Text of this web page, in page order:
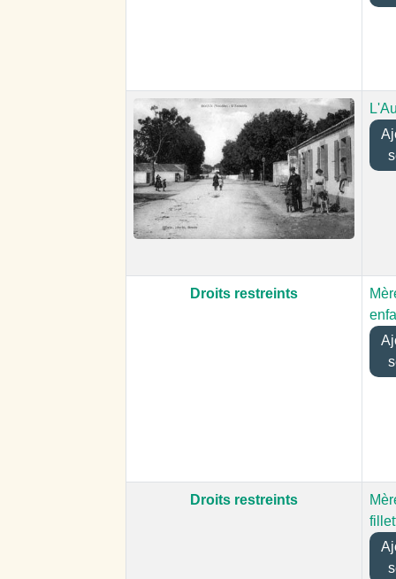
Droits restreints
Droits restreints